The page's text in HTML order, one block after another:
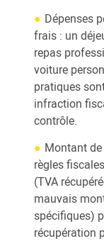
Dépenses
frais : un
repas
voiture
pratiques
infraction
contrôle.
Montant
règles
(TVA
mauvais
spécifiques)
récupération